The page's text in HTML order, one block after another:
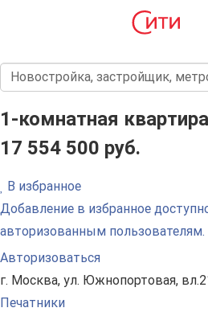
1-комнатная квартира
17 554 500 руб.
В избранное
Добавление в избранное
авторизованным пользователям.
Авторизоваться
г. Москва, ул. Южнопортовая,
Печатники